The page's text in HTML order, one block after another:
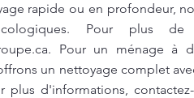
rapide ou en profondeur,
Pour plus de
. Pour un ménage à
un nettoyage complet
plus d'informations,